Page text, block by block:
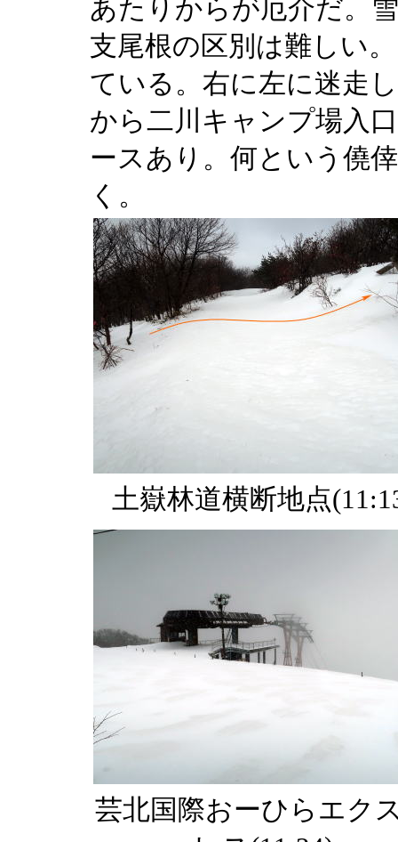
あたりからが厄介だ。
支尾根の区別は難しい
ている。右に左に迷走
から二川キャンプ場入
ースあり。何という僥
く。
土嶽林道横断地点
芸北国際おーひらエク